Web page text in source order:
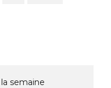
semaine